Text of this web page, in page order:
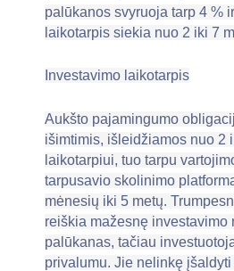
palūkanos svyruoja tarp 4 %
laikotarpis siekia nuo 2 iki 7
Investavimo laikotarpis
Aukšto pajamingumo
išimtimis, išleidžiamos nuo 2
laikotarpiui, tuo tarpu
tarpusavio skolinimo
mėnesių iki 5 metų.
reiškia mažesnę investavimo
palūkanas, tačiau
privalumu. Jie nelinkę